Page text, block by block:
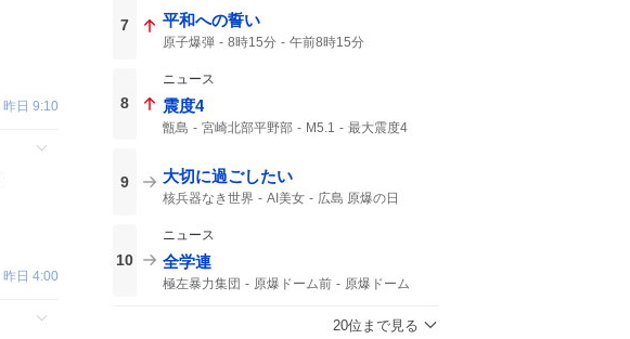
昨日 9:10
昨日 4:00
7 平和への誓い
原子爆弾 8時15分
午前8時15分
8
ニュース
震度4
甑島 宮崎北部平野部 M5.1
最大震度4
地震情報
津波の心配はありません
緊急地震速報
震源の深さ
地震速報
9 大切に過ごしたい
核兵器なき世界 AI美女 広島 原爆の日
10
ニュース
全学連
極左暴力集団 原爆ドーム前
原爆ドーム
20位まで見る